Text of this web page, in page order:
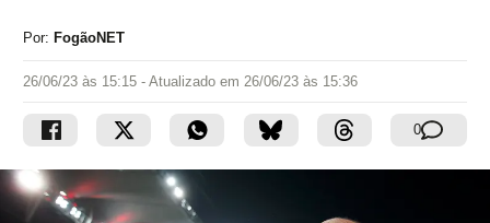
Por: FogãoNET
26/06/23 às 15:15 - Atualizado em 26/06/23 às 15:36
0